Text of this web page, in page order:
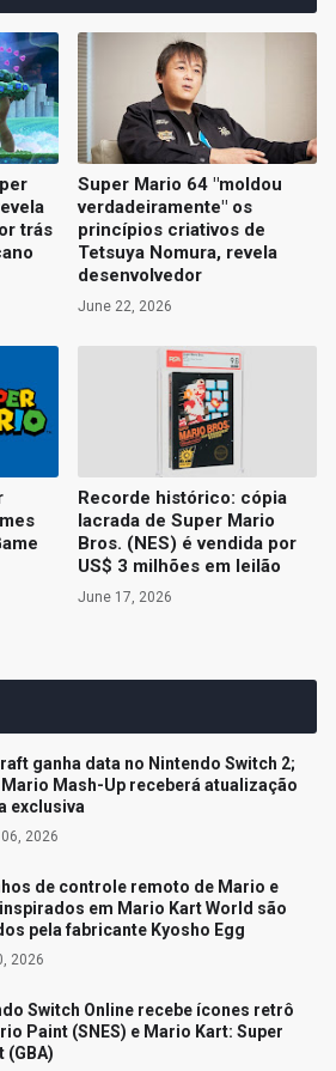
trás
Super Mario 64 "moldou
verdadeiramente" os
princípios criativos de
Tetsuya Nomura, revela
desenvolvedor
June 22, 2026
Recorde histórico: cópia
lacrada de Super Mario
Bros. (NES) é vendida por
US$ 3 milhões em leilão
June 17, 2026
ganha data no Nintendo Switch 2;
Mash-Up receberá atualização
exclusiva
2026
de controle remoto de Mario e
em Mario Kart World são
pela fabricante Kyosho Egg
2026
Switch Online recebe ícones retrô
Paint (SNES) e Mario Kart: Super
(GBA)